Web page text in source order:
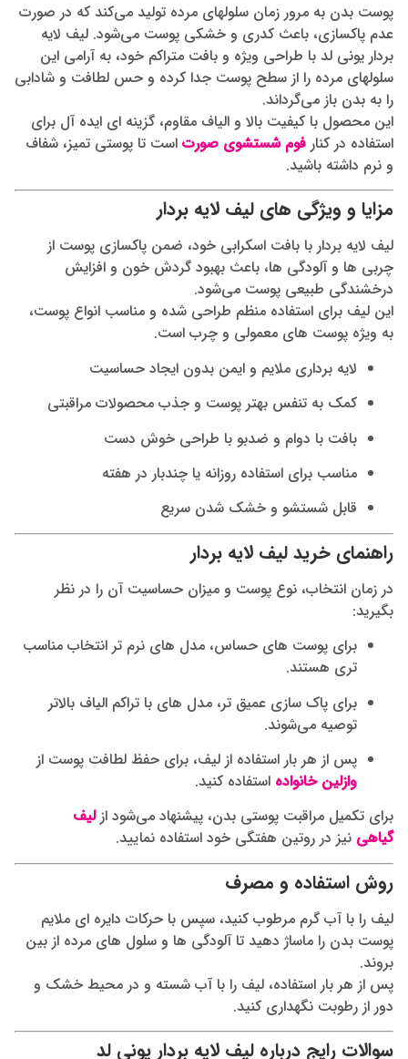
پوست بدن به‌ مرور زمان سلولهای مرده تولید می‌کند که در صورت
عدم پاکسازی، باعث کدری و خشکی پوست می‌شود. لیف لایه
بردار یونی لد با طراحی ویژه و بافت متراکم خود، به‌ آرامی این
سلولهای مرده را از سطح پوست جدا کرده و حس لطافت و شادابی
را به بدن باز می‌گرداند.
این محصول با کیفیت بالا و الیاف مقاوم، گزینه‌ ای ایده‌ آل برای
استفاده در کنار فوم شستشوی صورت است تا پوستی تمیز، شفاف
و نرم داشته باشید.
مزایا و ویژگی های لیف لایه بردار
لیف لایه بردار با بافت اسکرابی خود، ضمن پاکسازی پوست از
چربی‌ ها و آلودگی‌ ها، باعث بهبود گردش خون و افزایش
درخشندگی طبیعی پوست می‌شود.
این لیف برای استفاده منظم طراحی شده و مناسب انواع پوست،
به‌ ویژه پوست‌ های معمولی و چرب است.
لایه‌ برداری ملایم و ایمن بدون ایجاد حساسیت
کمک به تنفس بهتر پوست و جذب محصولات مراقبتی
بافت با دوام و ضدبو با طراحی خوش‌ دست
مناسب برای استفاده روزانه یا چندبار در هفته
قابل شستشو و خشک شدن سریع
راهنمای خرید لیف لایه بردار
در زمان انتخاب، نوع پوست و میزان حساسیت آن را در نظر
بگیرید:
برای پوست‌ های حساس، مدل‌ های نرم‌ تر انتخاب مناسب‌
تری هستند.
برای پاک‌ سازی عمیق‌ تر، مدل‌ های با تراکم الیاف بالاتر
توصیه می‌شوند.
پس از هر بار استفاده از لیف، برای حفظ لطافت پوست از
وازلین خانواده استفاده کنید.
برای تکمیل مراقبت پوستی بدن، پیشنهاد می‌شود ازلیف
گیاهی نیز در روتین هفتگی خود استفاده نمایید.
روش استفاده و مصرف
لیف را با آب گرم مرطوب کنید، سپس با حرکات دایره‌ ای ملایم
پوست بدن را ماساژ دهید تا آلودگی‌ ها و سلول‌ های مرده از بین
بروند.
پس از هر بار استفاده، لیف را با آب شسته و در محیط خشک و
دور از رطوبت نگهداری کنید.
سوالات رایج درباره لیف لایه بردار یونی لد